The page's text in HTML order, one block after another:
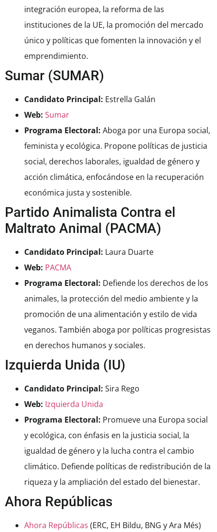
integración europea, la reforma de las
instituciones de la UE, la promoción del mercado
único y políticas que fomenten la innovación y el
emprendimiento.
Sumar (SUMAR)
Candidato Principal: Estrella Galán
Web: Sumar
Programa Electoral: Aboga por una Europa social,
feminista y ecológica. Propone políticas de justicia
social, derechos laborales, igualdad de género y
acción climática, enfocándose en la recuperación
económica justa y sostenible.
Partido Animalista Contra el
Maltrato Animal (PACMA)
Candidato Principal: Laura Duarte
Web: PACMA
Programa Electoral: Defiende los derechos de los
animales, la protección del medio ambiente y la
promoción de una alimentación y estilo de vida
veganos. También aboga por políticas progresistas
en derechos humanos y sociales.
Izquierda Unida (IU)
Candidato Principal: Sira Rego
Web: Izquierda Unida
Programa Electoral: Promueve una Europa social
y ecológica, con énfasis en la justicia social, la
igualdad de género y la lucha contra el cambio
climático. Defiende políticas de redistribución de la
riqueza y la ampliación del estado del bienestar.
Ahora Repúblicas
Ahora Repúblicas (ERC, EH Bildu, BNG y Ara Més)